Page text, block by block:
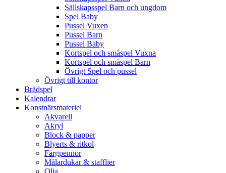
Sällskapsspel Barn och ungdom
Spel Baby
Pussel Vuxen
Pussel Barn
Pussel Baby
Kortspel och småspel Vuxna
Kortspel och småspel Barn
Övrigt Spel och pussel
Övrigt till kontor
Brädspel
Kalendrar
Konstnärsmateriel
Akvarell
Akryl
Block & papper
Blyerts & ritkol
Färgpennor
Målardukar & stafflier
Olja